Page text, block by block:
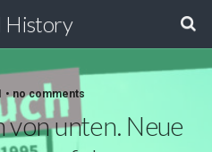
History
• no comments
unten. Neue